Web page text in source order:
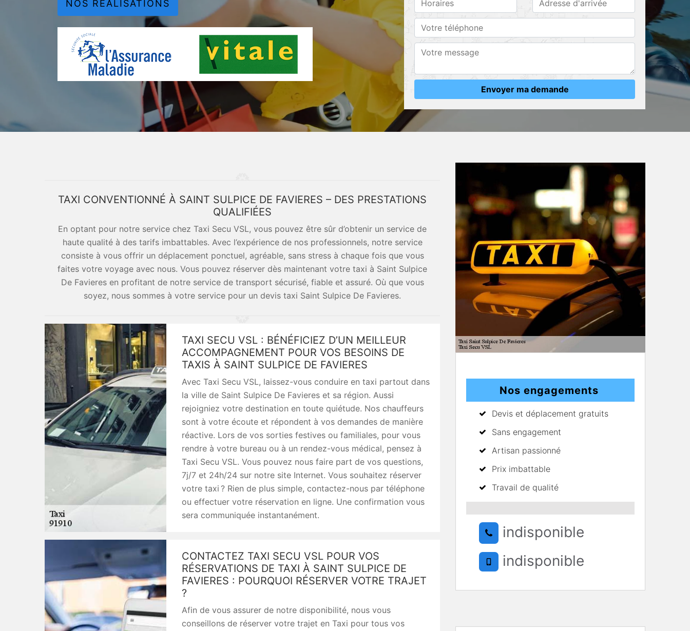
NOS RÉALISATIONS
TAXI CONVENTIONNÉ À SAINT SULPICE DE FAVIERES – DES PRESTATIONS
QUALIFIÉES
En optant pour notre service chez Taxi Secu VSL, vous pouvez être sûr d’obtenir un service de
haute qualité à des tarifs imbattables. Avec l’expérience de nos professionnels, notre service
consiste à vous offrir un déplacement ponctuel, agréable, sans stress à chaque fois que vous
faites votre voyage avec nous. Vous pouvez réserver dès maintenant votre taxi à Saint Sulpice
De Favieres en profitant de notre service de transport sécurisé, fiable et assuré. Où que vous
soyez, nous sommes à votre service pour un devis taxi Saint Sulpice De Favieres.
TAXI SECU VSL : BÉNÉFICIEZ D’UN MEILLEUR
ACCOMPAGNEMENT POUR VOS BESOINS DE
TAXIS À SAINT SULPICE DE FAVIERES
Avec Taxi Secu VSL, laissez-vous conduire en taxi partout dans
la ville de Saint Sulpice De Favieres et sa région. Aussi
rejoigniez votre destination en toute quiétude. Nos chauffeurs
sont à votre écoute et répondent à vos demandes de manière
réactive. Lors de vos sorties festives ou familiales, pour vous
rendre à votre bureau ou à un rendez-vous médical, pensez à
Taxi Secu VSL. Vous pouvez nous faire part de vos questions,
7j/7 et 24h/24 sur notre site Internet. Vous souhaitez réserver
votre taxi ? Rien de plus simple, contactez-nous par téléphone
ou effectuer votre réservation en ligne. Une confirmation vous
sera communiquée instantanément.
CONTACTEZ TAXI SECU VSL POUR VOS
RÉSERVATIONS DE TAXI À SAINT SULPICE DE
FAVIERES : POURQUOI RÉSERVER VOTRE TRAJET
?
Afin de vous assurer de notre disponibilité, nous vous
conseillons de réserver votre trajet en Taxi pour tous vos
Nos engagements
Devis et déplacement gratuits
Sans engagement
Artisan passionné
Prix imbattable
Travail de qualité
indisponible
indisponible